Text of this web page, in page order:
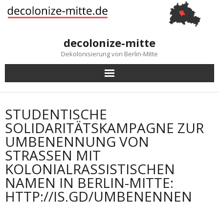
decolonize-mitte
Dekolonisierung von Berlin-Mitte
STUDENTISCHE
SOLIDARITÄTSKAMPAGNE ZUR
UMBENENNUNG VON
STRASSEN MIT K
OLONIALRASSISTISCHEN N
AMEN IN BERLIN-MITTE: H
TTP://IS.GD/UMBENENNEN